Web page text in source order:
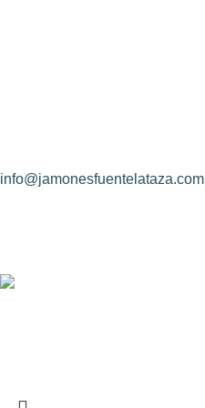
info@jamonesfuentelataza.com